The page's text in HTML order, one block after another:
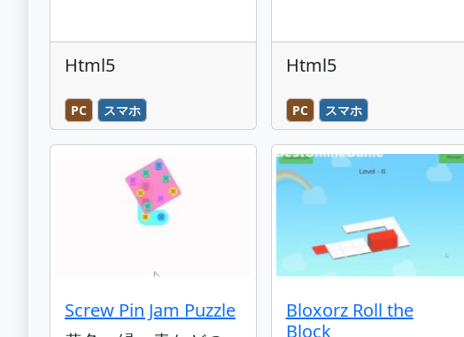
Html5
PC スマホ
Html5
PC スマホ
Screw Pin Jam Puzzle
Bloxorz Roll the
Block